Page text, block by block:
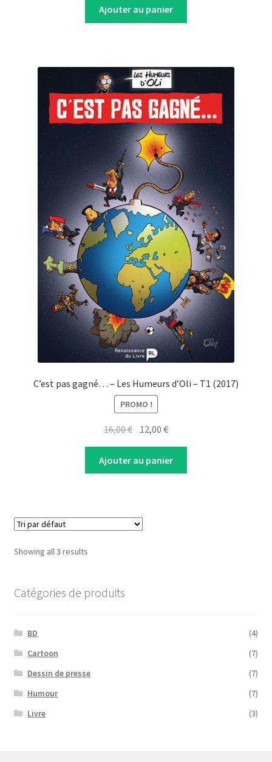
was:
18,00 €.
is:
15,00 €.
Ajouter au panier
C’est pas gagné… – Les Humeurs d’Oli – T1 (2017)
PROMO !
16,00€ Original
was:
16,00 €.
12,00€Current
is:
12,00 €.
Ajouter au panier
Showing all 3 results
Catégories de produits
BD
(4)
Cartoon
(7)
Dessin de presse
(7)
Humour
(7)
Livre
(3)